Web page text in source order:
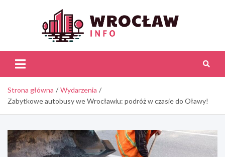
Strona główna
Wydarzenia
Zabytkowe autobusy we Wrocławiu: podróż w czasie do Oławy!